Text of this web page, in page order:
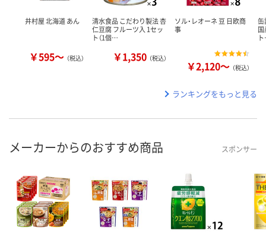
井村屋 北海道 あん
￥595～ （税込）
清水食品 こだわり製法 杏
仁豆腐 フルーツ入 1セッ
ト（1個…
￥1,350 （税込）
ソル・レオーネ 豆 日欧商
事
￥2,120～ （税込）
缶
ランキングをもっと見る
メーカーからのおすすめ商品 スポンサー